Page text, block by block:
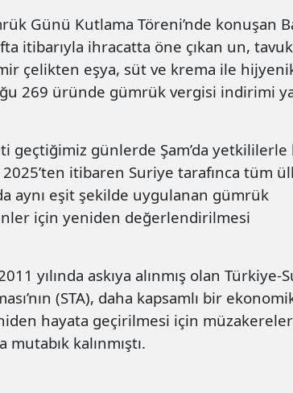
Günü Kutlama Töreni’nde konuşan
itibarıyla ihracatta öne çıkan un, tavuk
çelikten eşya, süt ve krema ile
269 üründe gümrük vergisi indirimi
geçtiğimiz günlerde Şam’da yetkililerle
itibaren Suriye tarafınca tüm
aynı eşit şekilde uygulanan gümrük
için yeniden değerlendirilmesi
yılında askıya alınmış olan Türkiye-
(STA), daha kapsamlı bir
hayata geçirilmesi için
kalınmıştı.